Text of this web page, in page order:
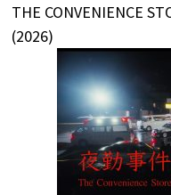
THE CONVENIENCE
(2026)